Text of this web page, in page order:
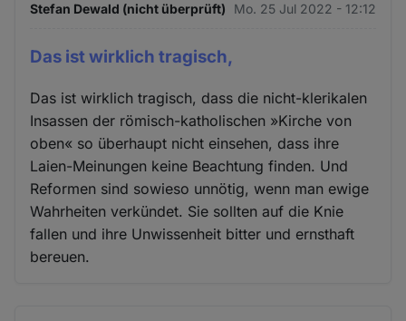
Stefan Dewald (nicht überprüft) Mo. 25 Jul 2022 - 12:12
Das ist wirklich tragisch,
Das ist wirklich tragisch, dass die nicht-klerikalen
Insassen der römisch-katholischen »Kirche von
oben« so überhaupt nicht einsehen, dass ihre
Laien-Meinungen keine Beachtung finden. Und
Reformen sind sowieso unnötig, wenn man ewige
Wahrheiten verkündet. Sie sollten auf die Knie
fallen und ihre Unwissenheit bitter und ernsthaft
bereuen.